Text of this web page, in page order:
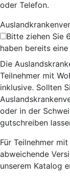
oder Telefon.
Bitte ziehen Sie
haben bereits
Die
Teilnehmer mit
inklusive. Sollten
oder in der
gutschreiben
Für Teilnehmer
abweichende
unserem Katalog